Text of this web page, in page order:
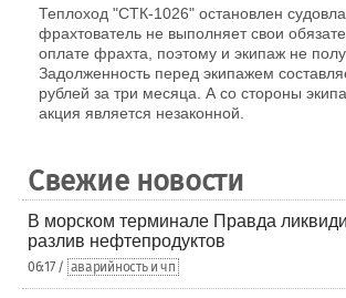
Теплоход "СТК-1026" остановлен
фрахтователь не выполняет свои
оплате фрахта, поэтому и экипаж не
Задолженность перед экипажем
рублей за три месяца. А со стороны
акция является незаконной.
Свежие новости
В морском терминале Правда
разлив нефтепродуктов
06:17 / аварийность и чп